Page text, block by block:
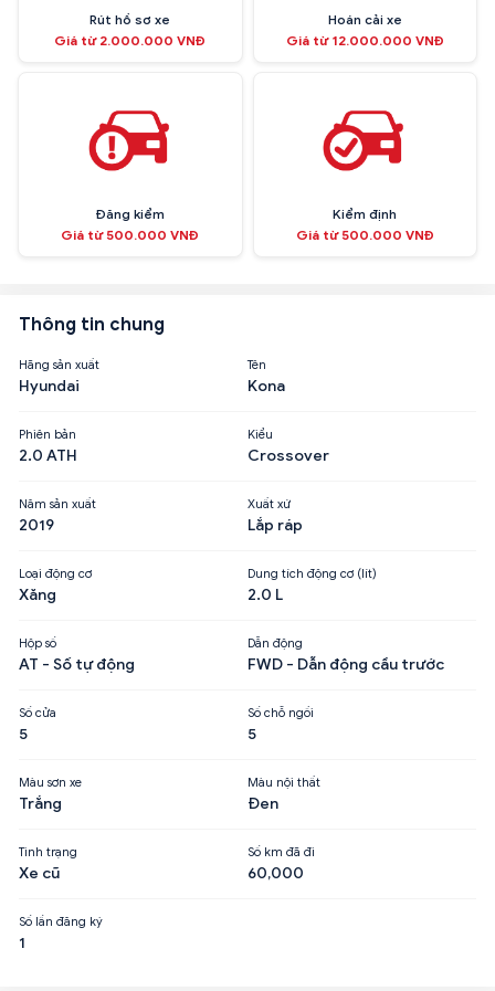
Rút hồ sơ xe
Giá từ 2.000.000 VNĐ
Hoán cải xe
Giá từ 12.000.000 VNĐ
Đăng kiểm
Giá từ 500.000 VNĐ
Kiểm định
Giá từ 500.000 VNĐ
Thông tin chung
Hãng sản xuất
Hyundai
Tên
Kona
Phiên bản
2.0 ATH
Kiểu
Crossover
Năm sản xuất
2019
Xuất xứ
Lắp ráp
Loại động cơ
Xăng
Dung tích động cơ (lít)
2.0 L
Hộp số
AT - Số tự động
Dẫn động
FWD - Dẫn động cầu trước
Số cửa
5
Số chỗ ngồi
5
Màu sơn xe
Trắng
Màu nội thất
Đen
Tình trạng
Xe cũ
Số km đã đi
60,000
Số lần đăng ký
1